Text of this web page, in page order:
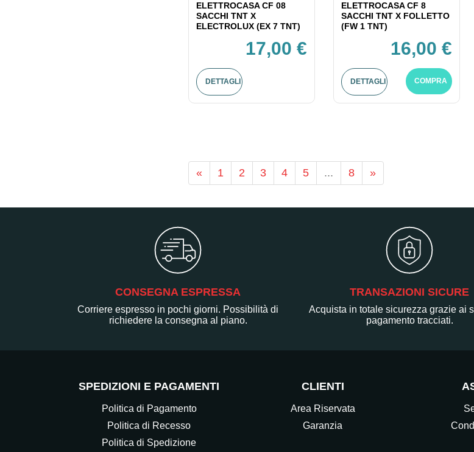
ELETTROCASA CF 08
SACCHI TNT X
ELECTROLUX (EX 7 TNT)
17,00 €
DETTAGLI
ELETTROCASA CF 8
SACCHI TNT X FOLLETTO
(FW 1 TNT)
16,00 €
DETTAGLI COMPRA
« 1 2 3 4 5 ... 8 »
CONSEGNA ESPRESSA
Corriere espresso in pochi giorni. Possibilità di
richiedere la consegna al piano.
TRANSAZIONI SICURE
Acquista in totale sicurezza grazie ai
pagamento tracciati.
SPEDIZIONI E PAGAMENTI
Politica di Pagamento
Politica di Recesso
Politica di Spedizione
CLIENTI
Area Riservata
Garanzia